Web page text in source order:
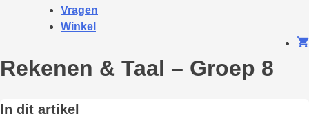
Vragen
Winkel
Rekenen & Taal – Groep 8
In dit artikel